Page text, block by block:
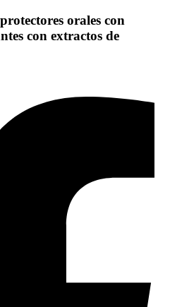
orales con
con extractos de